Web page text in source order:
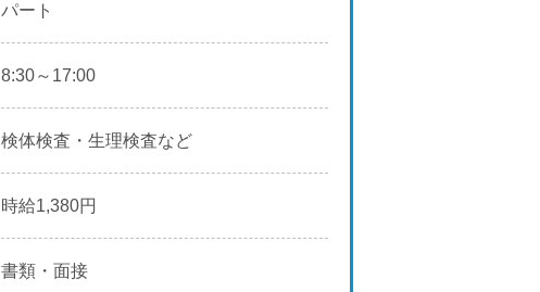
パート
8:30～17:00
検体検査・生理検査など
時給1,380円
書類・面接